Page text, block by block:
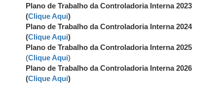
Plano de Trabalho da Controladoria Interna 2023
(Clique Aqui)
Plano de Trabalho da Controladoria Interna 2024
(Clique Aqui)
Plano de Trabalho da Controladoria Interna 2025
(Clique Aqui)
Plano de Trabalho da Controladoria Interna 2026
(Clique Aqui)